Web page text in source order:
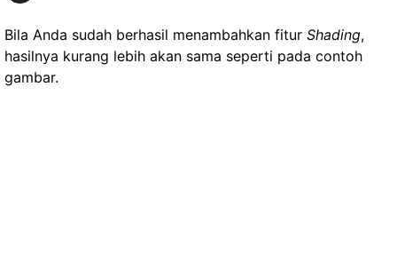
Bila Anda sudah berhasil menambahkan fitur Shading,
hasilnya kurang lebih akan sama seperti pada contoh
gambar.